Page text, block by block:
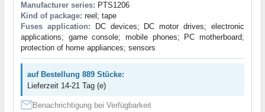
Manufacturer series: PTS1206
Kind of package: reel; tape
Fuses application: DC devices; DC motor drives; electronic
applications; game console; mobile phones; PC motherboard;
protection of home appliances; sensors
auf Bestellung 889 Stücke:
Lieferzeit 14-21 Tag (e)
Benachrichtigung bei Verfügbarkeit